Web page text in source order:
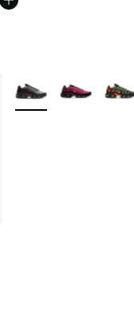
Plus de couleurs